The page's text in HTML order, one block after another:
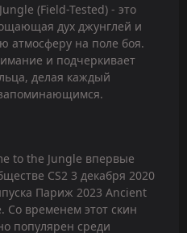
(Field-Tested) - это
дух джунглей и
атмосферу на поле боя.
и подчеркивает
делая каждый
to the Jungle впервые
CS2 3 декабря 2020
Париж 2023 Ancient
Со временем этот скин
популярен среди